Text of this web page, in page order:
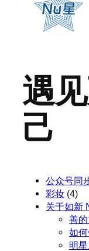
遇
己
公众号同
彩妆(4)
关于如新
善
如
明